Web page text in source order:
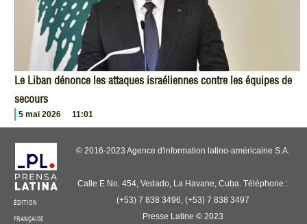
Le Liban dénonce les attaques israéliennes contre les équipes de
secours
5 mai 2026 11:01
ÉDITION
FRANÇAISE
© 2016-2023 Agence d'information latino-américaine S.A.
Calle E No. 454, Vedado, La Havane, Cuba. Téléphone :
(+53) 7 838 3496, (+53) 7 838 3497
Presse Latine © 2023